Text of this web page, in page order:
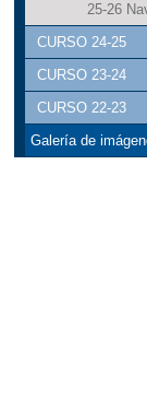
25-26
CURSO 24-25
CURSO 23-24
CURSO 22-23
Galería de